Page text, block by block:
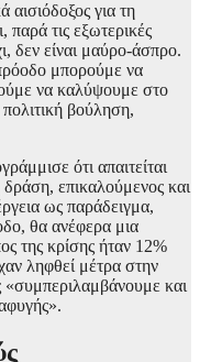
για τη
τις εξωτερικές
δεν είναι μαύρο-άσπρο.
μπορούμε να
να καλύψουμε στο
πολιτική βούληση,
ότι απαιτείται
δράση, επικαλούμενος και
ως παράδειγμα,
θα ανέφερα μια
της κρίσης ήταν 12%
ληφθεί μέτρα στην
και